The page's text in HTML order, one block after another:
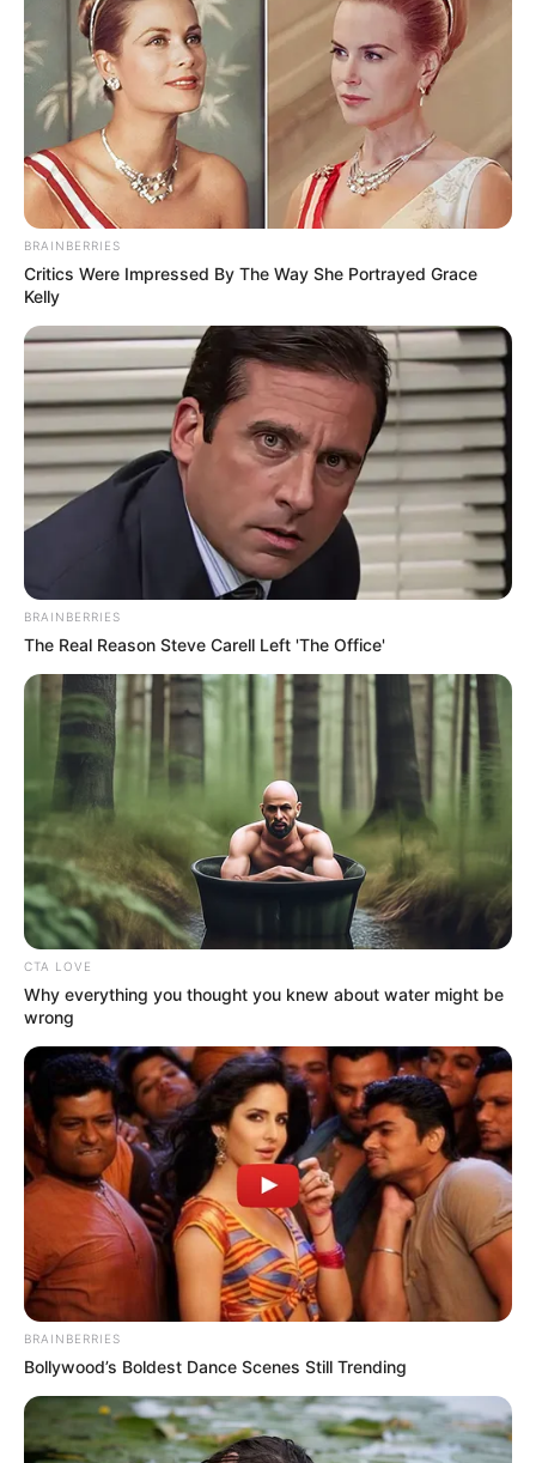
BRAINBERRIES
Critics Were Impressed By The Way She Portrayed Grace
Kelly
BRAINBERRIES
The Real Reason Steve Carell Left 'The Office'
CTA LOVE
Why everything you thought you knew about water might be
wrong
BRAINBERRIES
Bollywood’s Boldest Dance Scenes Still Trending